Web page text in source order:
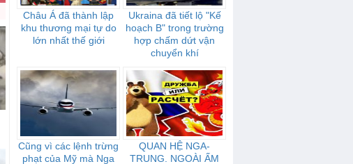
Châu Á đã thành lập
khu thương mại tự do
lớn nhất thế giới
Ukraina đã tiết lộ "Kế
hoạch B" trong trường
hợp chấm dứt vận
chuyển khí
Cũng vì các lệnh trừng
phạt của Mỹ mà Nga
QUAN HỆ NGA-
TRUNG. NGOÀI ẤM